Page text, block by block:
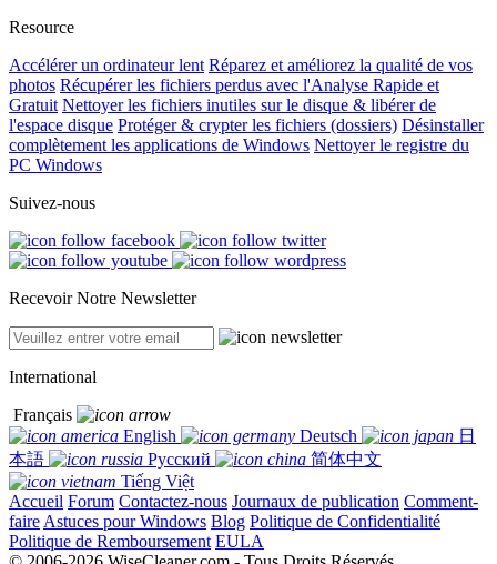
Resource
Accélérer un ordinateur lent Réparez et améliorez la qualité de vos
photos Récupérer les fichiers perdus avec l'Analyse Rapide et
Gratuit Nettoyer les fichiers inutiles sur le disque & libérer de
l'espace disque Protéger & crypter les fichiers (dossiers) Désinstaller
complètement les applications de Windows Nettoyer le registre du
PC Windows
Suivez-nous
Recevoir Notre Newsletter
International
Français
English
Deutsch
日
本語
Русский
简体中文
Tiếng Việt
Accueil Forum Contactez-nous Journaux de publication Comment-
faire Astuces pour Windows Blog Politique de Confidentialité
Politique de Remboursement EULA